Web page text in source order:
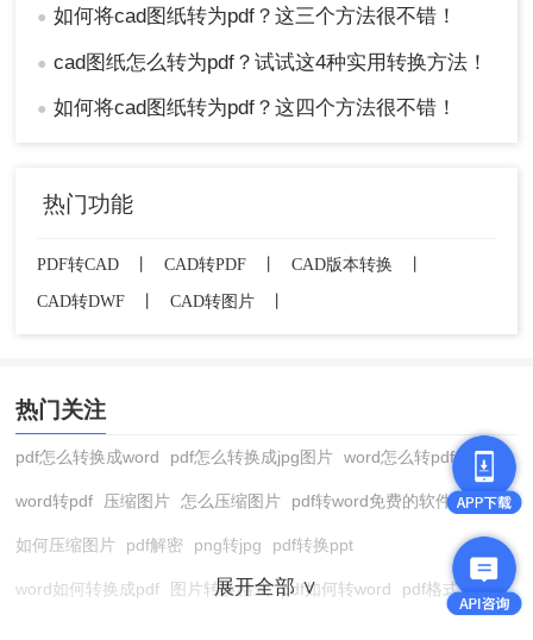
● 如何将cad图纸转为pdf？这三个方法很不错！
● cad图纸怎么转为pdf？试试这4种实用转换方法！
● 如何将cad图纸转为pdf？这四个方法很不错！
热门功能
PDF转CAD CAD转PDF CAD版本转换
CAD转DWF
CAD转图片
热门关注
pdf怎么转换成word pdf怎么转换成jpg图片 word怎么转pdf
word转pdf 压缩图片 怎么压缩图片 pdf转word免费的软件
如何压缩图片 pdf解密 png转jpg pdf转换ppt
word如何转换成pdf 图片转换格式 pdf如何转word pdf格式转换
展开全部 ∨